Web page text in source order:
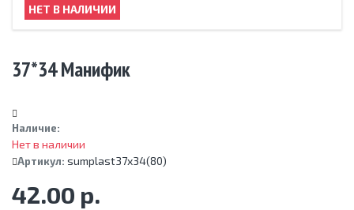
НЕТ В НАЛИЧИИ
37*34 Манифик
Наличие:
Нет в наличии
Артикул: sumplast37x34(80)
42.00 р.